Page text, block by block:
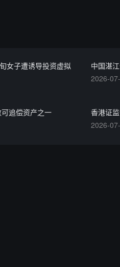
女子遭诱导投资虚拟
中国湛
2026-
追偿资产之一
香港证
2026-